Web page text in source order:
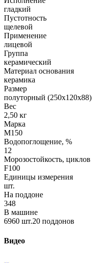
гладкий
Пустотность
щелевой
Применение
лицевой
Группа
керамический
Материал основания
керамика
Размер
полуторный (250х120х88)
Вес
2,50 кг
Марка
М150
Водопоглощение, %
12
Морозостойкость, циклов
F100
Единицы измерения
шт.
На поддоне
348
В машине
6960 шт.20 поддонов
Видео